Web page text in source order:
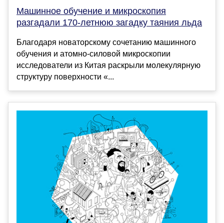
Машинное обучение и микроскопия
разгадали 170-летнюю загадку таяния льда
Благодаря новаторскому сочетанию машинного
обучения и атомно-силовой микроскопии
исследователи из Китая раскрыли молекулярную
структуру поверхности «...